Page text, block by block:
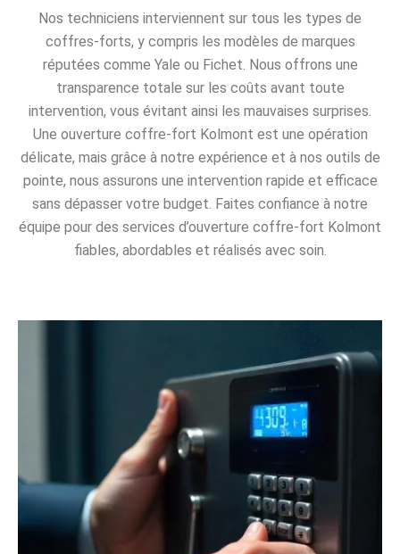
Nos techniciens interviennent sur tous les types de
coffres-forts, y compris les modèles de marques
réputées comme Yale ou Fichet. Nous offrons une
transparence totale sur les coûts avant toute
intervention, vous évitant ainsi les mauvaises surprises.
Une ouverture coffre-fort Kolmont est une opération
délicate, mais grâce à notre expérience et à nos outils de
pointe, nous assurons une intervention rapide et efficace
sans dépasser votre budget. Faites confiance à notre
équipe pour des services d’ouverture coffre-fort Kolmont
fiables, abordables et réalisés avec soin.